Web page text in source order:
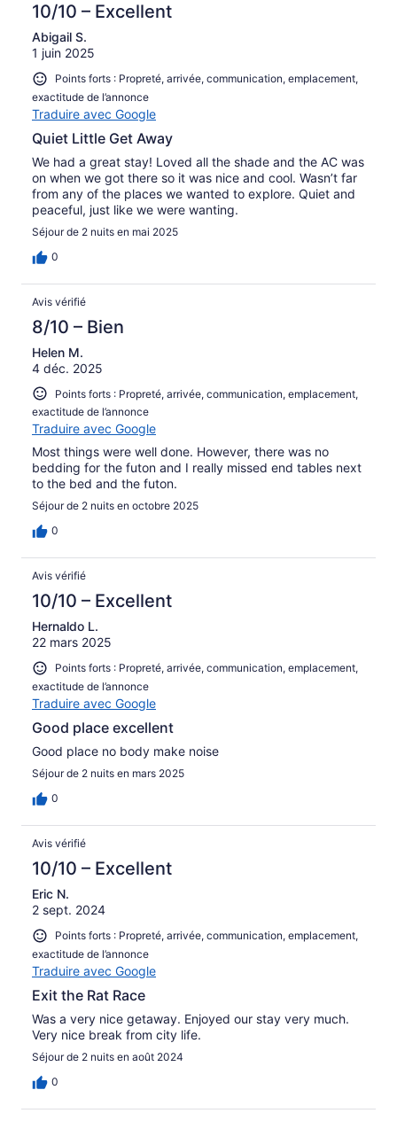
10/10 – Excellent
Abigail S.
1 juin 2025
Points forts : Propreté, arrivée, communication, emplacement,
exactitude de l’annonce
Traduire avec Google
Quiet Little Get Away
We had a great stay! Loved all the shade and the AC was
on when we got there so it was nice and cool. Wasn’t far
from any of the places we wanted to explore. Quiet and
peaceful, just like we were wanting.
Séjour de 2 nuits en mai 2025
0
Avis vérifié
8/10 – Bien
Helen M.
4 déc. 2025
Points forts : Propreté, arrivée, communication, emplacement,
exactitude de l’annonce
Traduire avec Google
Most things were well done. However, there was no
bedding for the futon and I really missed end tables next
to the bed and the futon.
Séjour de 2 nuits en octobre 2025
0
Avis vérifié
10/10 – Excellent
Hernaldo L.
22 mars 2025
Points forts : Propreté, arrivée, communication, emplacement,
exactitude de l’annonce
Traduire avec Google
Good place excellent
Good place no body make noise
Séjour de 2 nuits en mars 2025
0
Avis vérifié
10/10 – Excellent
Eric N.
2 sept. 2024
Points forts : Propreté, arrivée, communication, emplacement,
exactitude de l’annonce
Traduire avec Google
Exit the Rat Race
Was a very nice getaway. Enjoyed our stay very much.
Very nice break from city life.
Séjour de 2 nuits en août 2024
0